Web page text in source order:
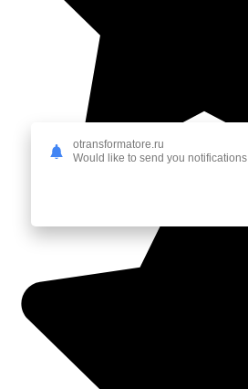
otransformatore.ru
Would like to send you notifications